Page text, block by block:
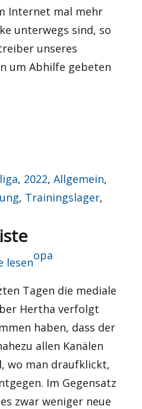
Internet mal mehr
unterwegs sind, so
unseres
um Abhilfe gebeten
, 2022,Allgemein,
, Trainingslager,
lesen
Autor
opa
Tagen die mediale
Hertha verfolgt
haben, dass der
allen Kanälen
wo man draufklickt,
Im Gegensatz
zwar weniger neue